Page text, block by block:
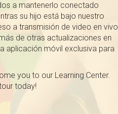
a mantenerlo conectado
su hijo está bajo nuestro
a transmisión de video en vivo
de otras actualizaciones en
aplicación móvil exclusiva para
you to our Learning Center.
today!